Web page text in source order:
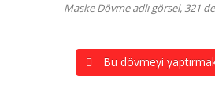
Maske Dövme adlı görsel, 321
Bu dövmeyi